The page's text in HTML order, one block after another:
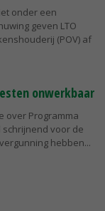
onder een
geven LTO
(POV) af
onwerkbaar
over Programma
schrijnend voor de
hebben...